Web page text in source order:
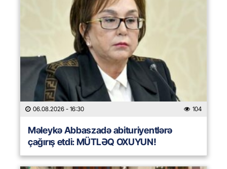
06.08.2026 - 16:30 104
Məleykə Abbaszadə abituriyentlərə
çağırış etdi: MÜTLƏQ OXUYUN!